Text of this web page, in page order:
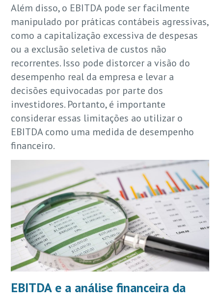
Além disso, o EBITDA pode ser facilmente
manipulado por práticas contábeis agressivas,
como a capitalização excessiva de despesas
ou a exclusão seletiva de custos não
recorrentes. Isso pode distorcer a visão do
desempenho real da empresa e levar a
decisões equivocadas por parte dos
investidores. Portanto, é importante
considerar essas limitações ao utilizar o
EBITDA como uma medida de desempenho
financeiro.
EBITDA e a análise financeira da